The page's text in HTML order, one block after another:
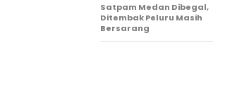
Satpam Medan Dibegal,
Ditembak Peluru Masih
Bersarang